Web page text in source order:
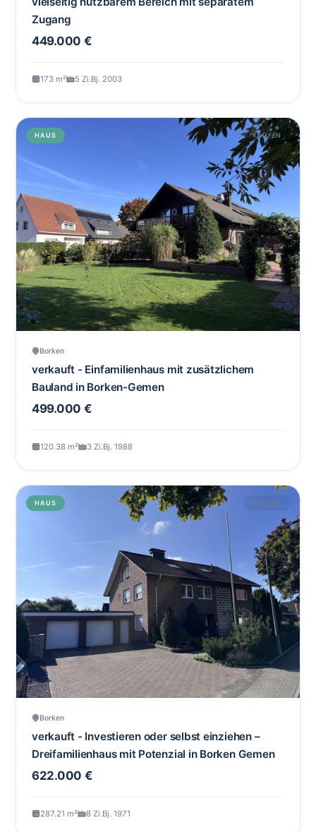
Zugang
449.000 €
173 m² 5 Zi.Bj. 2003
HAUS KAUFEN
Borken
verkauft - Einfamilienhaus mit zusätzlichem
Bauland in Borken-Gemen
499.000 €
120.38 m² 3 Zi.Bj. 1988
HAUS KAUFEN
Borken
verkauft - Investieren oder selbst einziehen –
Dreifamilienhaus mit Potenzial in Borken Gemen
622.000 €
287.21 m² 8 Zi.Bj. 1971